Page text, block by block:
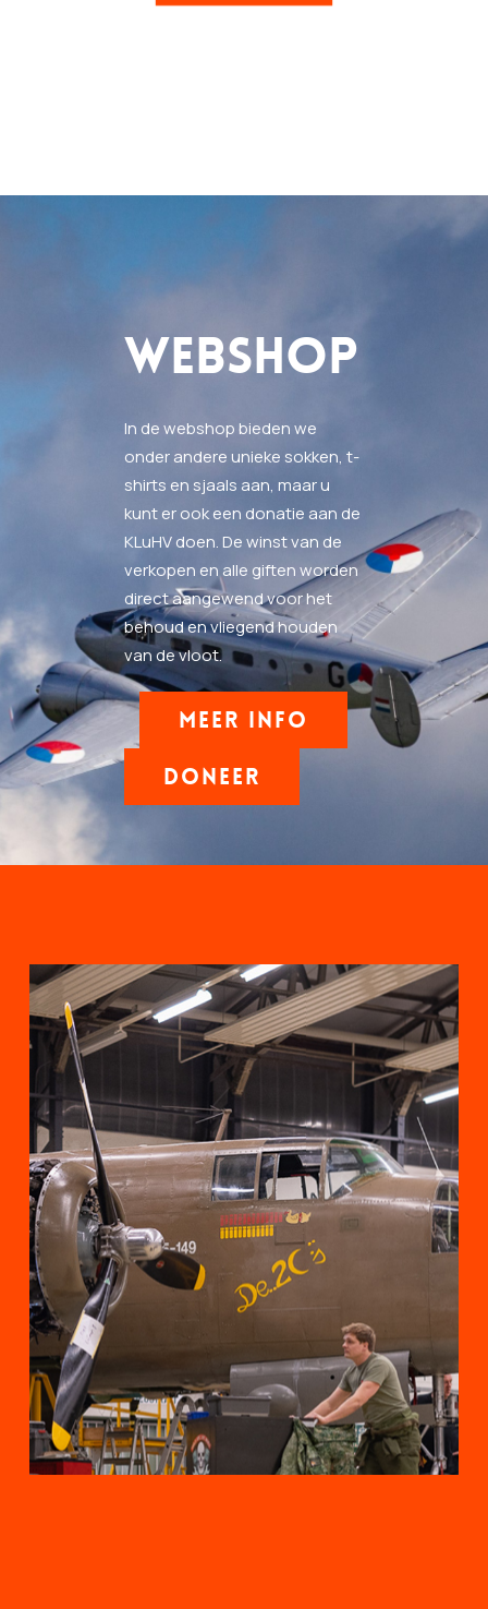
WEBSHOP
In de webshop bieden we
onder andere unieke sokken, t-
shirts en sjaals aan, maar u
kunt er ook een donatie aan de
KLuHV doen. De winst van de
verkopen en alle giften worden
direct aangewend voor het
behoud en vliegend houden
van de vloot.
MEER INFO
DONEER